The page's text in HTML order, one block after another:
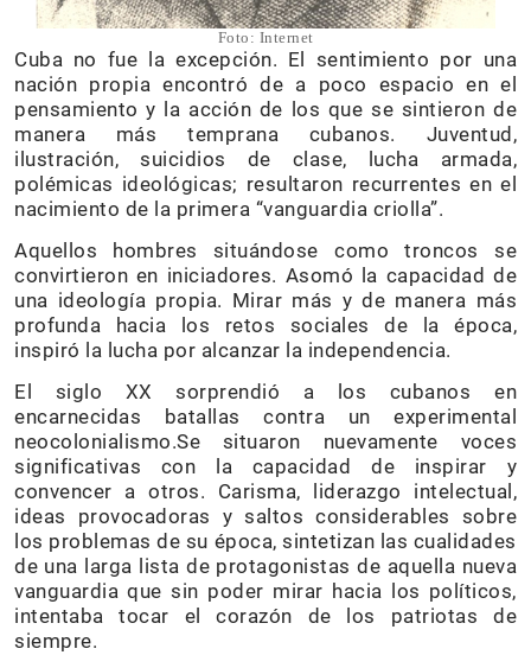
Foto: Internet
Cuba no fue la excepción. El sentimiento por una
nación propia encontró de a poco espacio en el
pensamiento y la acción de los que se sintieron de
manera más temprana cubanos. Juventud,
ilustración, suicidios de clase, lucha armada,
polémicas ideológicas; resultaron recurrentes en el
nacimiento de la primera “vanguardia criolla”.
Aquellos hombres situándose como troncos se
convirtieron en iniciadores. Asomó la capacidad de
una ideología propia. Mirar más y de manera más
profunda hacia los retos sociales de la época,
inspiró la lucha por alcanzar la independencia.
El siglo XX sorprendió a los cubanos en
encarnecidas batallas contra un experimental
neocolonialismo.Se situaron nuevamente voces
significativas con la capacidad de inspirar y
convencer a otros. Carisma, liderazgo intelectual,
ideas provocadoras y saltos considerables sobre
los problemas de su época, sintetizan las cualidades
de una larga lista de protagonistas de aquella nueva
vanguardia que sin poder mirar hacia los políticos,
intentaba tocar el corazón de los patriotas de
siempre.